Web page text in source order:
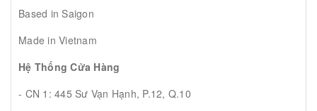
Based in Saigon
Made in Vietnam
Hệ Thống Cửa Hàng
- CN 1: 445 Sư Vạn Hạnh, P.12, Q.10